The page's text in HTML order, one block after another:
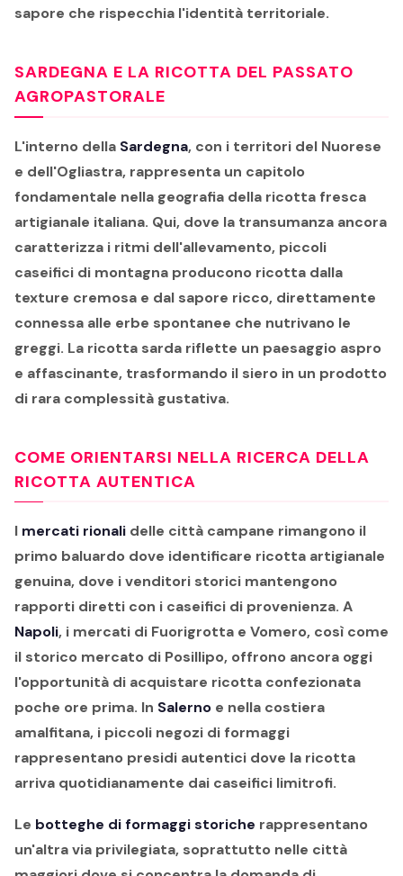
sapore che rispecchia l'identità territoriale.
SARDEGNA E LA RICOTTA DEL PASSATO
AGROPASTORALE
L'interno della Sardegna, con i territori del Nuorese
e dell'Ogliastra, rappresenta un capitolo
fondamentale nella geografia della ricotta fresca
artigianale italiana. Qui, dove la transumanza ancora
caratterizza i ritmi dell'allevamento, piccoli
caseifici di montagna producono ricotta dalla
texture cremosa e dal sapore ricco, direttamente
connessa alle erbe spontanee che nutrivano le
greggi. La ricotta sarda riflette un paesaggio aspro
e affascinante, trasformando il siero in un prodotto
di rara complessità gustativa.
COME ORIENTARSI NELLA RICERCA DELLA
RICOTTA AUTENTICA
I mercati rionali delle città campane rimangono il
primo baluardo dove identificare ricotta artigianale
genuina, dove i venditori storici mantengono
rapporti diretti con i caseifici di provenienza. A
Napoli, i mercati di Fuorigrotta e Vomero, così come
il storico mercato di Posillipo, offrono ancora oggi
l'opportunità di acquistare ricotta confezionata
poche ore prima. In Salerno e nella costiera
amalfitana, i piccoli negozi di formaggi
rappresentano presidi autentici dove la ricotta
arriva quotidianamente dai caseifici limitrofi.
Le botteghe di formaggi storiche rappresentano
un'altra via privilegiata, soprattutto nelle città